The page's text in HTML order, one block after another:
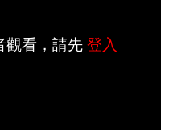
觀看，請先登入